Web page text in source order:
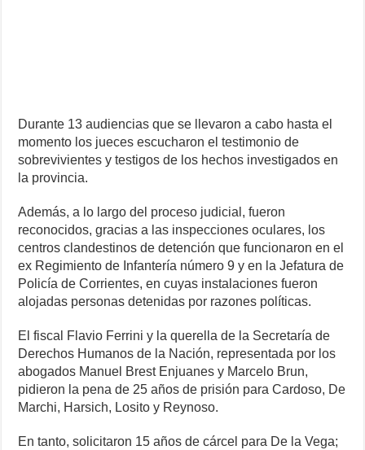
Durante 13 audiencias que se llevaron a cabo hasta el
momento los jueces escucharon el testimonio de
sobrevivientes y testigos de los hechos investigados en
la provincia.
Además, a lo largo del proceso judicial, fueron
reconocidos, gracias a las inspecciones oculares, los
centros clandestinos de detención que funcionaron en el
ex Regimiento de Infantería número 9 y en la Jefatura de
Policía de Corrientes, en cuyas instalaciones fueron
alojadas personas detenidas por razones políticas.
El fiscal Flavio Ferrini y la querella de la Secretaría de
Derechos Humanos de la Nación, representada por los
abogados Manuel Brest Enjuanes y Marcelo Brun,
pidieron la pena de 25 años de prisión para Cardoso, De
Marchi, Harsich, Losito y Reynoso.
En tanto, solicitaron 15 años de cárcel para De la Vega;